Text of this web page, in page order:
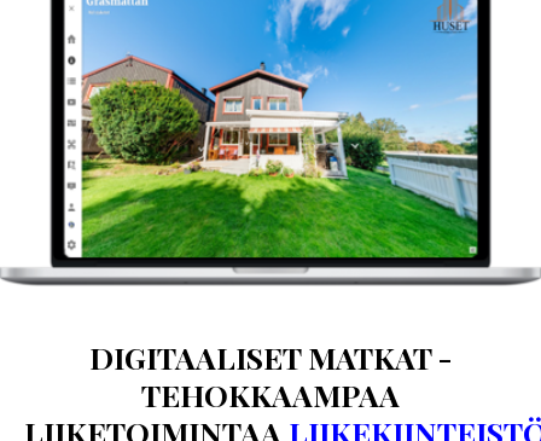
DIGITAALISET MATKAT -
TEHOKKAAMPAA
LIIKETOIMINTAA